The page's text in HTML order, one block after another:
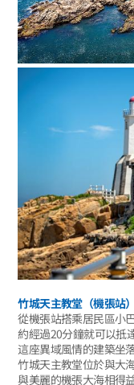
竹城天主教堂（機張站）
從機張站搭乘居民區小巴
約經過20分鐘就可以抵
這座異域風情的建築坐
竹城天主教堂位於與大
與美麗的機張大海相得